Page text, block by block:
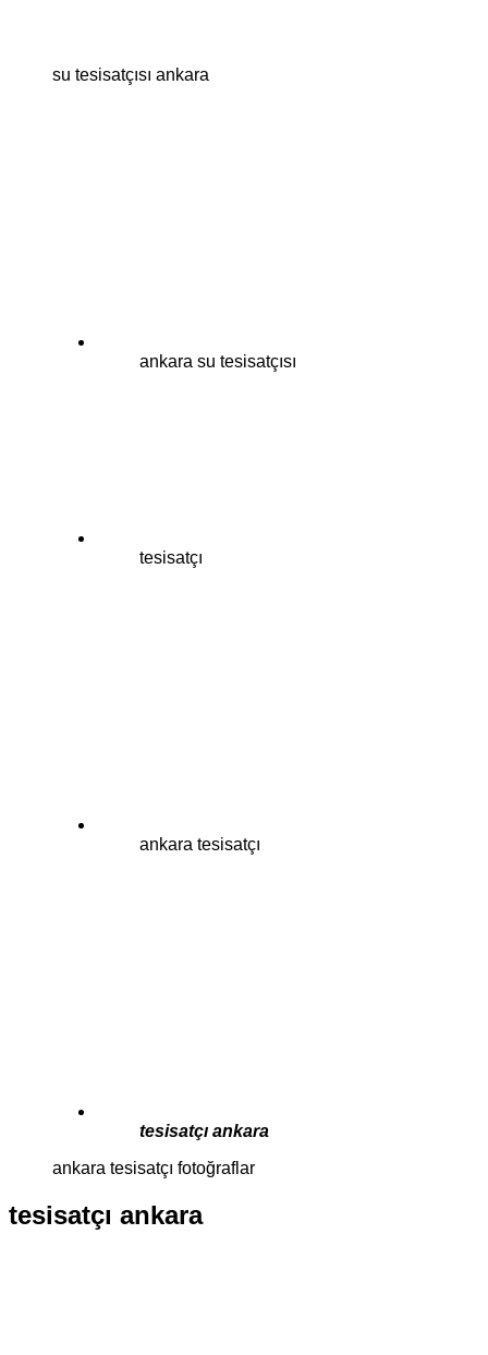
su tesisatçısı ankara
ankara su tesisatçısı
tesisatçı
ankara tesisatçı
tesisatçı ankara
ankara tesisatçı fotoğraflar
tesisatçı ankara